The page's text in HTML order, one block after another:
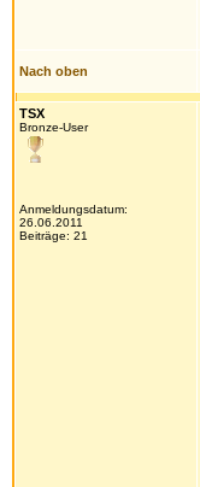
Nach oben
TSX
Bronze-User
Anmeldungsdatum:
26.06.2011
Beiträge: 21